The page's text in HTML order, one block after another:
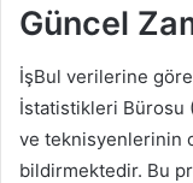
Güncel
İşBul verilerine
İstatistikleri Bürosu
ve teknisyenlerinin
bildirmektedir. Bu